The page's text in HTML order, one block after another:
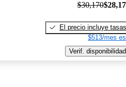
$30,170
El precio incluye tasas
$513/mes
Verif. disponibilidad